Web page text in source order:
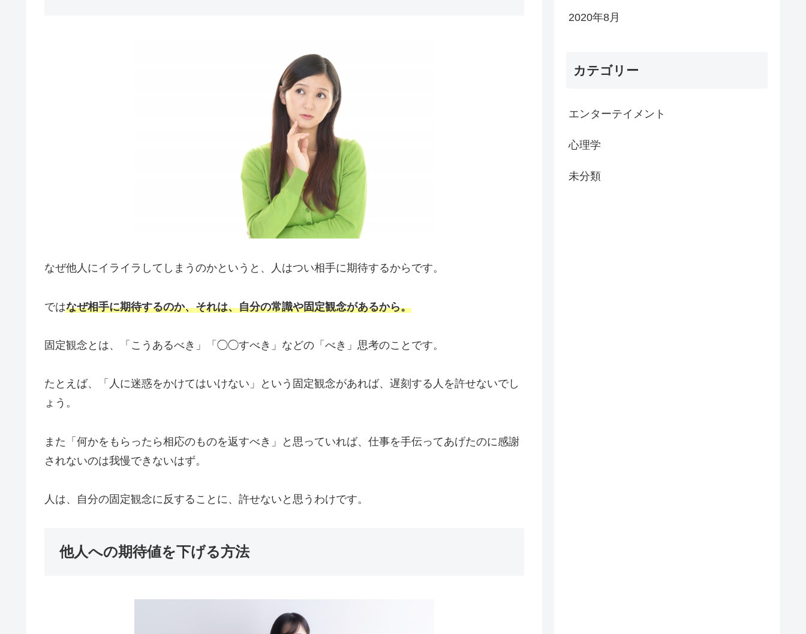
なぜ他人にイライラしてしまうのかというと、人はつい相手に期待するからです。
ではなぜ相手に期待するのか、それは、自分の常識や固定観念があるから。
固定観念とは、「こうあるべき」「◯◯すべき」などの「べき」思考のことです。
たとえば、「人に迷惑をかけてはいけない」という固定観念があれば、遅刻する人を許せないでし
ょう。
また「何かをもらったら相応のものを返すべき」と思っていれば、仕事を手伝ってあげたのに感謝
されないのは我慢できないはず。
人は、自分の固定観念に反することに、許せないと思うわけです。
他人への期待値を下げる方法
2020年8月
カテゴリー
エンターテイメント
心理学
未分類